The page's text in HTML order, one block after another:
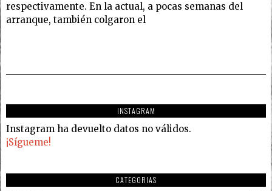
respectivamente. En la actual, a pocas semanas del
arranque, también colgaron el
INSTAGRAM
Instagram ha devuelto datos no válidos.
¡Sígueme!
CATEGORIAS